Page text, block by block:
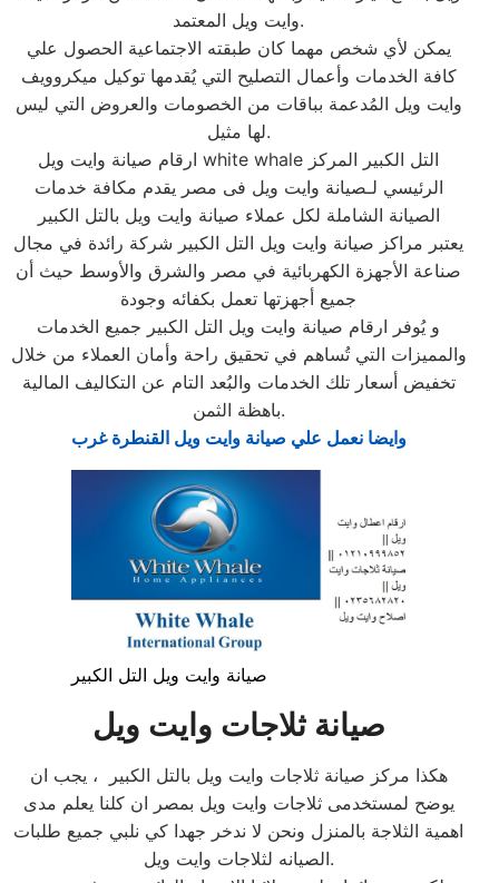
وايت ويل المعتمد.
يمكن لأي شخص مهما كان طبقته الاجتماعية الحصول علي
كافة الخدمات وأعمال التصليح التي يُقدمها توكيل ميكروويف
وايت ويل المُدعمة بباقات من الخصومات والعروض التي ليس
لها مثيل.
ارقام صيانة وايت ويل white whale التل الكبير المركز
الرئيسي لـصيانة وايت ويل فى مصر يقدم مكافة خدمات
الصيانة الشاملة لكل عملاء صيانة وايت ويل بالتل الكبير
يعتبر مراكز صيانة وايت ويل التل الكبير شركة رائدة في مجال
صناعة الأجهزة الكهربائية في مصر والشرق والأوسط حيث أن
جميع أجهزتها تعمل بكفائه وجودة
و يُوفر ارقام صيانة وايت ويل التل الكبير جميع الخدمات
والمميزات التي تُساهم في تحقيق راحة وأمان العملاء من خلال
تخفيض أسعار تلك الخدمات والبُعد التام عن التكاليف المالية
باهظة الثمن.
وايضا نعمل علي صيانة وايت ويل القنطرة غرب
صيانة وايت ويل التل الكبير
صيانة ثلاجات وايت ويل
هكذا مركز صيانة ثلاجات وايت ويل بالتل الكبير ، يجب ان
يوضح لمستخدمى ثلاجات وايت ويل بمصر ان كلنا يعلم مدى
اهمية الثلاجة بالمنزل ونحن لا ندخر جهدا كي نلبي جميع طلبات
الصيانه لثلاجات وايت ويل.